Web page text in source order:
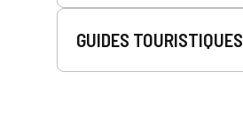
GUIDES TOURISTIQUES